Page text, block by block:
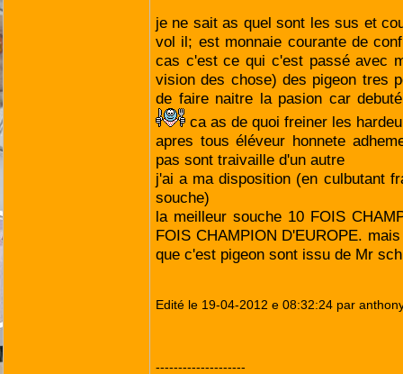
je ne sait as quel sont les sus et
vol il; est monnaie courante de
cas c'est ce qui c'est passé avec
vision des chose) des pigeon tres
de faire naitre la pasion car
ca as de quoi freiner les
apres tous éléveur honnete
pas sont traivaille d'un autre
j'ai a ma disposition (en culbutant
souche)
la meilleur souche 10 FOIS
FOIS CHAMPION D'EUROPE.
que c'est pigeon sont issu de Mr
Edité le 19-04-2012 e 08:32:24 par
--------------------